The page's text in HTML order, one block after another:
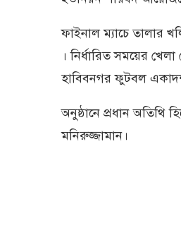
ফাইনাল ম্যাচে তালার
। নির্ধারিত সময়ের
হাবিবনগর ফুটবল
অনুষ্ঠানে প্রধান অতিথি
মনিরুজ্জামান।